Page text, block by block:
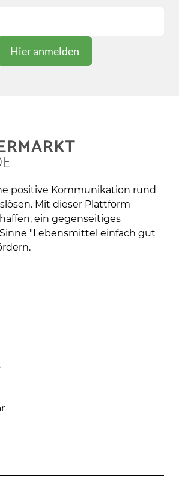
positive Kommunikation rund
Mit dieser Plattform
ein gegenseitiges
"Lebensmittel einfach gut